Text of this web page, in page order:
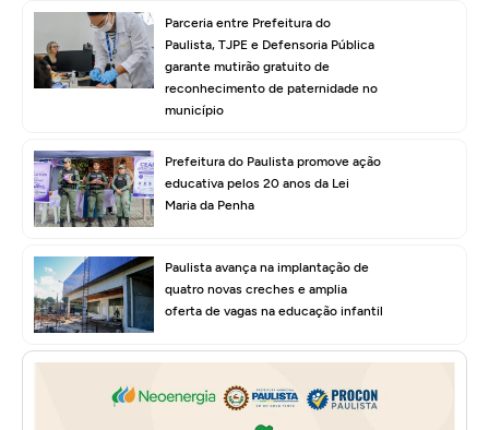
Parceria entre Prefeitura do
Paulista, TJPE e Defensoria Pública
garante mutirão gratuito de
reconhecimento de paternidade no
município
Prefeitura do Paulista promove ação
educativa pelos 20 anos da Lei
Maria da Penha
Paulista avança na implantação de
quatro novas creches e amplia
oferta de vagas na educação infantil